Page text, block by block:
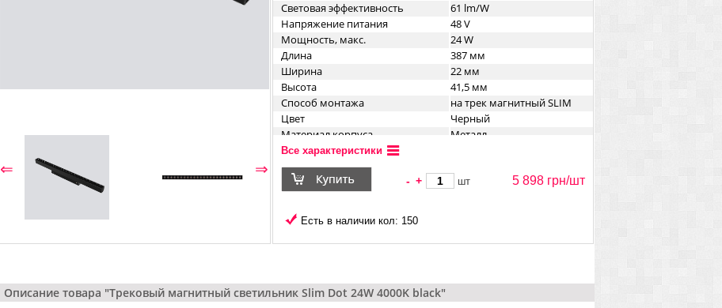
⇐ ⇒
Световая эффективность
61 lm/W
Напряжение питания
48 V
Мощность, макс.
24 W
Длина
387 мм
Ширина
22 мм
Высота
41,5 мм
Способ монтажа
на трек магнитный SLIM
Цвет
Черный
Материал корпуса
Металл
Все характеристики
- + шт 5 898 грн/шт
Есть в наличии кол: 150
Описание товара "Трековый магнитный светильник Slim Dot 24W 4000K black"